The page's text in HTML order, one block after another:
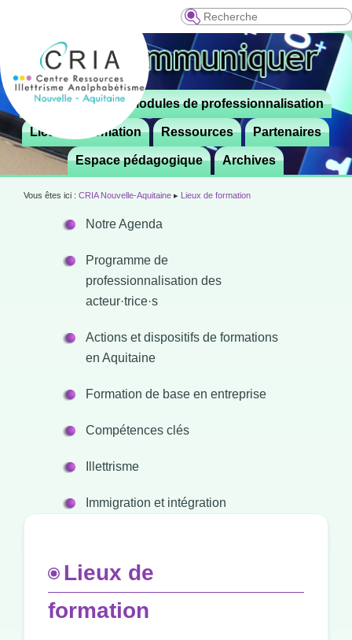
Recherche
Menu
principal
Aller
contenu
principal
 Le CRIA Modules de professionnalisation
Lieux de formation Ressources Partenaires
Espace pédagogique Archives
Vous êtes ici : CRIA Nouvelle-Aquitaine ▸ Lieux de formation
Notre Agenda
Programme de
professionnalisation des
acteur·trice·s
Actions et dispositifs de formations
en Aquitaine
Formation de base en entreprise
Compétences clés
Illettrisme
Immigration et intégration
Lieux de
formation